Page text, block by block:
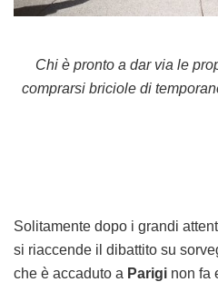
Chi è pronto a dar via le
comprarsi briciole di
Solitamente dopo i grandi
si riaccende il dibattito su
che è accaduto a Parigi non fa